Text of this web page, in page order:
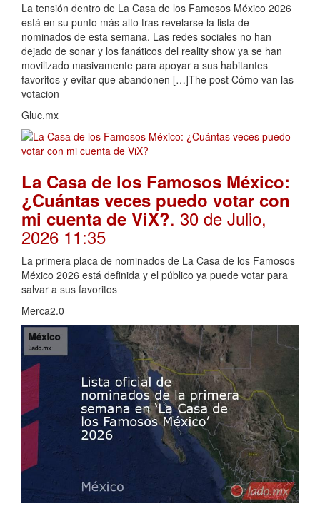
La tensión dentro de La Casa de los Famosos México 2026
está en su punto más alto tras revelarse la lista de
nominados de esta semana. Las redes sociales no han
dejado de sonar y los fanáticos del reality show ya se han
movilizado masivamente para apoyar a sus habitantes
favoritos y evitar que abandonen […]The post Cómo van las
votacion
Gluc.mx
La Casa de los Famosos México:
¿Cuántas veces puedo votar con
mi cuenta de ViX?. 30 de Julio,
2026 11:35
La primera placa de nominados de La Casa de los Famosos
México 2026 está definida y el público ya puede votar para
salvar a sus favoritos
Merca2.0